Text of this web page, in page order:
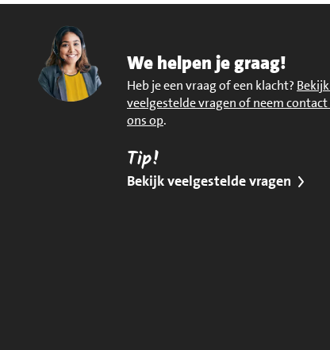
We helpen je graag!
Heb je een vraag of een klacht?
veelgestelde vragen of neem
ons op.
Tip!
Bekijk veelgestelde vragen